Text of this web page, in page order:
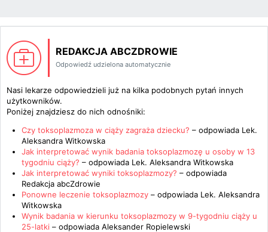
REDAKCJA ABCZDROWIE
Odpowiedź udzielona automatycznie
Nasi lekarze odpowiedzieli już na kilka podobnych pytań innych
użytkowników.
Poniżej znajdziesz do nich odnośniki:
Czy toksoplazmoza w ciąży zagraża dziecku? – odpowiada Lek.
Aleksandra Witkowska
Jak interpretować wynik badania toksoplazmozę u osoby w 13
tygodniu ciąży? – odpowiada Lek. Aleksandra Witkowska
Jak interpretować wyniki toksoplazmozy? – odpowiada
Redakcja abcZdrowie
Ponowne leczenie toksoplazmozy – odpowiada Lek. Aleksandra
Witkowska
Wynik badania w kierunku toksoplazmozy w 9-tygodniu ciąży u
25-latki – odpowiada Aleksander Ropielewski